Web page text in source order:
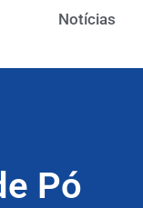
Notícias
Pó